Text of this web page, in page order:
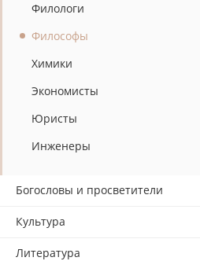
Филологи
Философы
Химики
Экономисты
Юристы
Инженеры
Богословы и просветители
Культура
Литература